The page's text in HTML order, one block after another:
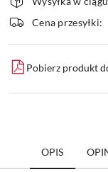
i
dostawa
Cena przesyłki:
Pobierz produkt
OPIS